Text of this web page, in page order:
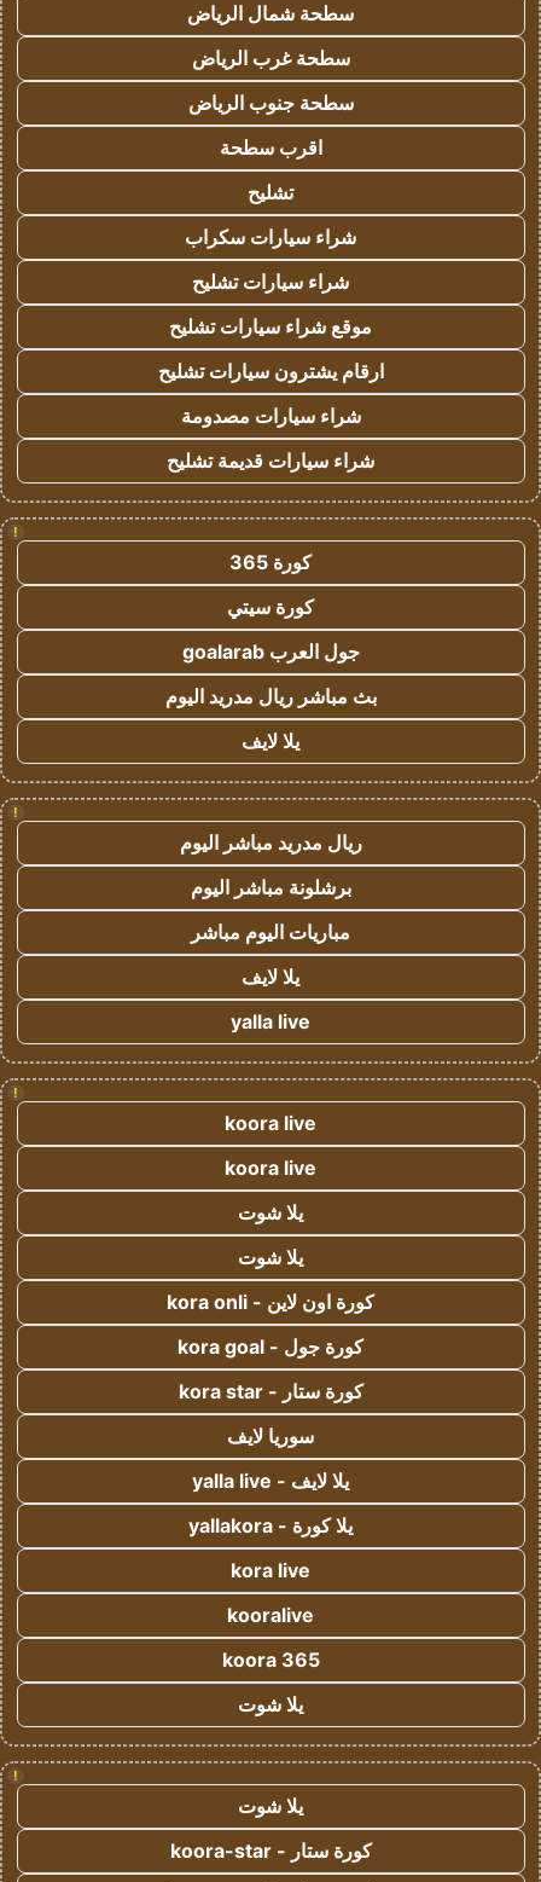
سطحة شمال الرياض
سطحة غرب الرياض
سطحة جنوب الرياض
اقرب سطحة
تشليح
شراء سيارات سكراب
شراء سيارات تشليح
موقع شراء سيارات تشليح
ارقام يشترون سيارات تشليح
شراء سيارات مصدومة
شراء سيارات قديمة تشليح
!
كورة 365
كورة سيتي
جول العرب goalarab
بث مباشر ريال مدريد اليوم
يلا لايف
!
ريال مدريد مباشر اليوم
برشلونة مباشر اليوم
مباريات اليوم مباشر
يلا لايف
yalla live
!
koora live
koora live
يلا شوت
يلا شوت
كورة اون لاين - kora onli
كورة جول - kora goal
كورة ستار - kora star
سوريا لايف
يلا لايف - yalla live
يلا كورة - yallakora
kora live
kooralive
koora 365
يلا شوت
!
يلا شوت
كورة ستار - koora-star